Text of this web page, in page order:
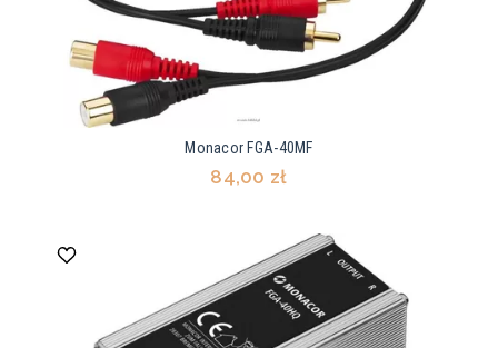
Monacor FGA-40MF
84,00 zł